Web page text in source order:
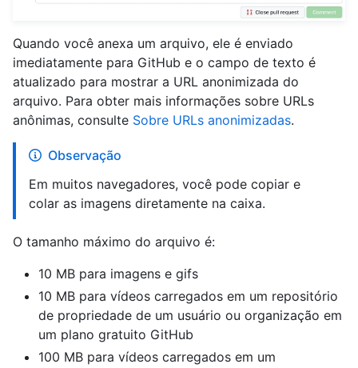
Quando você anexa um arquivo, ele é enviado
imediatamente para GitHub e o campo de texto é
atualizado para mostrar a URL anonimizada do
arquivo. Para obter mais informações sobre URLs
anônimas, consulte Sobre URLs anonimizadas.
Observação
Em muitos navegadores, você pode copiar e
colar as imagens diretamente na caixa.
O tamanho máximo do arquivo é:
10 MB para imagens e gifs
10 MB para vídeos carregados em um repositório
de propriedade de um usuário ou organização em
um plano gratuito GitHub
100 MB para vídeos carregados em um